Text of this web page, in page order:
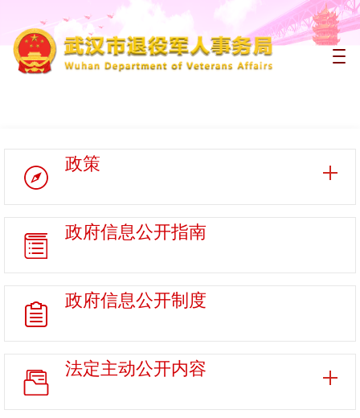
政策
政府信息公开指南
政府信息公开制度
法定主动公开内容